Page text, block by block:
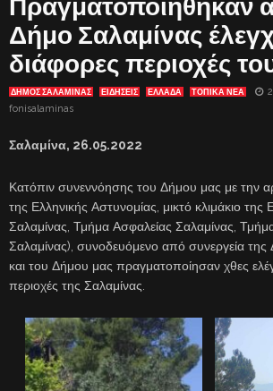
Πραγματοποιήθηκαν
Δήμο Σαλαμίνας
διάφορες περιοχές
ΔΗΜΟΣ ΣΑΛΑΜΙΝΑΣ ΕΙΔΗΣΕΙΣ ΕΛΛΑΔΑ ΤΟΠΙΚΑ ΝΕΑ
fonisalaminas
Σαλαμίνα, 26.05.2022
Κατόπιν συνεννόησης του Δήμου μας με την
της Ελληνικής Αστυνομίας, μικτό κλιμάκιο
Σαλαμίνας, Τμήμα Ασφαλείας Σαλαμίνας,
Σαλαμίνας), συνοδευόμενο από συνεργεία
και του Δήμου μας πραγματοποίησαν χθες
περιοχές της Σαλαμίνας.